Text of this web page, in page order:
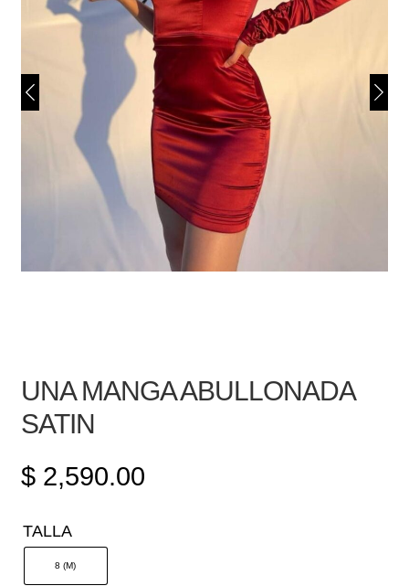
UNA MANGA ABULLONADA
SATIN
$2,590.00
TALLA
8 (M)